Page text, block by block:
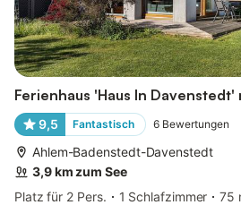
Ferienhaus 'Haus In Davenstedt'
9,5 Fantastisch 6 Bewertungen
Ahlem-Badenstedt-Davenstedt
3,9 km zum See
Platz für 2 Pers.
1 Schlafzimmer
75